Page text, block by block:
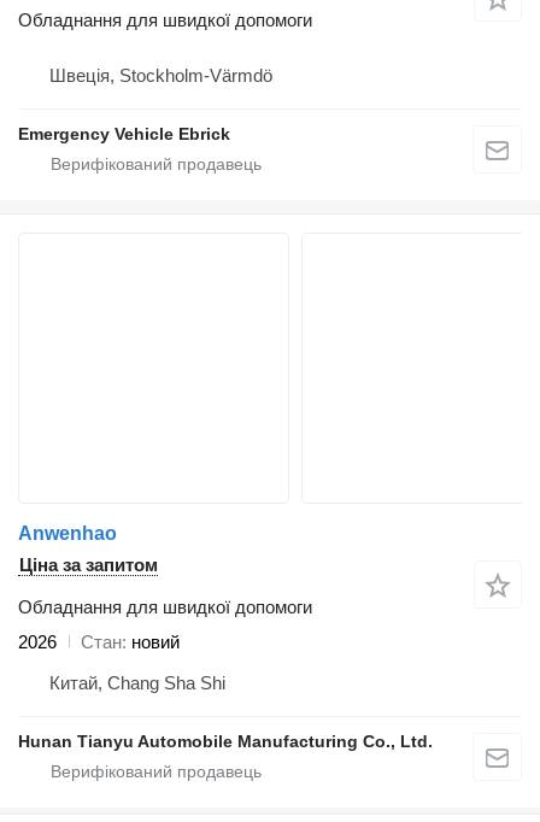
Обладнання для швидкої допомоги
Швеція, Stockholm-Värmdö
Emergency Vehicle Ebrick
Anwenhao
Ціна за запитом
Обладнання для швидкої допомоги
2026
Стан новий
Китай, Chang Sha Shi
Hunan Tianyu Automobile Manufacturing Co., Ltd.